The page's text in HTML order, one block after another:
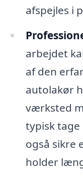
afspejles i
arbejdet
af den
autolakør
værksted
typisk tage
også sikre
holder